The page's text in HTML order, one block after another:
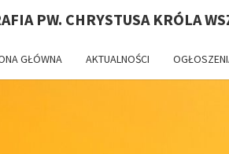
PW. CHRYSTUSA KRÓLA
GŁÓWNA AKTUALNOŚCI